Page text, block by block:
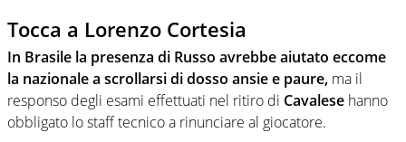
Tocca a Lorenzo Cortesia
In Brasile la presenza di Russo avrebbe aiutato eccome
la nazionale a scrollarsi di dosso ansie e paure, ma il
responso degli esami effettuati nel ritiro di Cavalese hanno
obbligato lo staff tecnico a rinunciare al giocatore.